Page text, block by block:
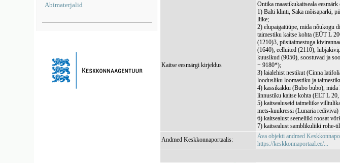
Abimaterjalid
Kaitse eesmärgi kirjeldus
Ontika maastikukaitseala eesmärk
1) Balti klinti, Saka mõisaparki,
liike;
2) elupaigatüüpe, mida nõukogu
taimestiku kaitse kohta (EÜT L
(1210)3, püsitaimestuga
(1640), eelluited (2110),
kuusikud (9050), soostuvad ja
− 9180*);
3) laialehist nestikut (Cinna
loodusliku loomastiku ja
4) kassikakku (Bubo bubo),
linnustiku kaitse kohta (ELT L
5) kaitsealuseid taimeliike
mets-kuukressi (Lunaria
6) kaitsealust seeneliiki roosat
7) kaitsealust samblikuliiki rohe-
Andmed Keskkonnaportaalis:
Ava objekti andmed
https://keskkonnaportaal.ee/...